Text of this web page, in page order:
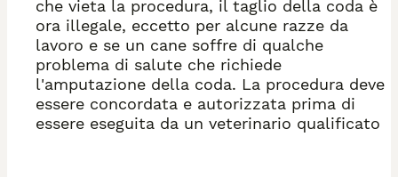
che vieta la procedura, il taglio della coda è
ora illegale, eccetto per alcune razze da
lavoro e se un cane soffre di qualche
problema di salute che richiede
l'amputazione della coda. La procedura deve
essere concordata e autorizzata prima di
essere eseguita da un veterinario qualificato